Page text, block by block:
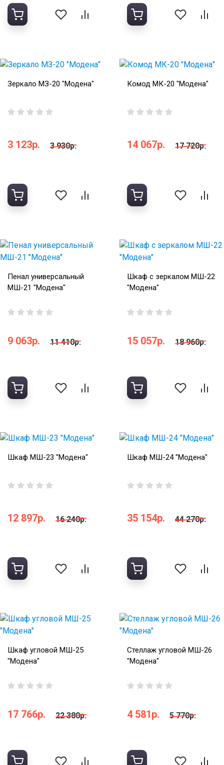
Зеркало МЗ-20 "Модена"
3 123р. 3 930р.
Комод МК-20 "Модена"
14 067р. 17 720р.
Пенал универсальный
МШ-21 "Модена"
9 063р. 11 410р.
Шкаф с зеркалом МШ-22
"Модена"
15 057р. 18 960р.
Шкаф МШ-23 "Модена"
12 897р. 16 240р.
Шкаф МШ-24 "Модена"
35 154р. 44 270р.
Шкаф угловой МШ-25
"Модена"
17 766р. 22 380р.
Стеллаж угловой МШ-26
"Модена"
4 581р. 5 770р.